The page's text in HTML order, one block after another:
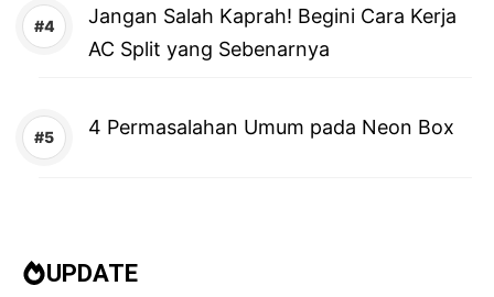
Jangan Salah Kaprah! Begini Cara Kerja
AC Split yang Sebenarnya
4 Permasalahan Umum pada Neon Box
UPDATE